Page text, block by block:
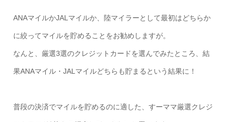
ANAマイルかJALマイルか、陸マイラーとして最初はどちらか
に絞ってマイルを貯めることをお勧めしますが。
なんと、厳選3選のクレジットカードを選んでみたところ、結
果ANAマイル・JALマイルどちらも貯まるという結果に！
普段の決済でマイルを貯めるのに適した、すーママ厳選クレジ